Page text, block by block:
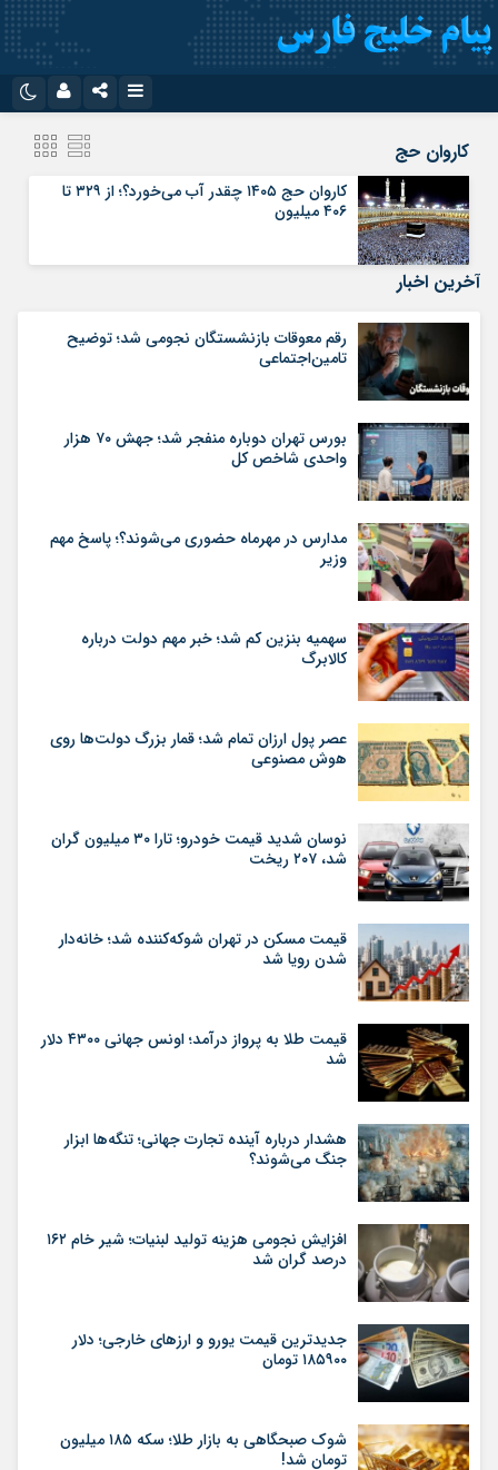
سروش
ایتا
آپارات
رمز عبور
کاروان حج
کاروان حج ۱۴۰۵ چقدر آب می‌خورد؟؛ از ۳۲۹ تا
۴۰۶ میلیون
آخرین اخبار
رقم معوقات بازنشستگان نجومی شد؛ توضیح
تامین‌اجتماعی
بورس تهران دوباره منفجر شد؛ جهش ۷۰ هزار
واحدی شاخص کل
مدارس در مهرماه حضوری می‌شوند؟؛ پاسخ مهم
وزیر
سهمیه بنزین کم شد؛ خبر مهم دولت درباره
کالابرگ
عصر پول ارزان تمام شد؛ قمار بزرگ دولت‌ها روی
هوش مصنوعی
نوسان شدید قیمت خودرو؛ تارا ۳۰ میلیون گران
شد، ۲۰۷ ریخت
قیمت مسکن در تهران شوکه‌کننده شد؛ خانه‌دار
شدن رویا شد
قیمت طلا به پرواز درآمد؛ اونس جهانی ۴۳۰۰ دلار
شد
هشدار درباره آینده تجارت جهانی؛ تنگه‌ها ابزار
جنگ می‌شوند؟
افزایش نجومی هزینه تولید لبنیات؛ شیر خام ۱۶۲
درصد گران شد
جدیدترین قیمت یورو و ارزهای خارجی؛ دلار
۱۸۵۹۰۰ تومان
شوک صبحگاهی به بازار طلا؛ سکه ۱۸۵ میلیون
تومان شد!